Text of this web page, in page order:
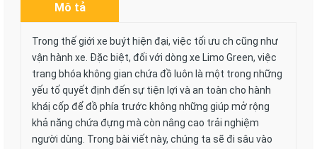
Mô tả
Trong thế giới xe buýt hiện đại, việc tối ưu ch cũng như
vận hành xe. Đặc biệt, đối với dòng xe Limo Green, việc
trang bhóa không gian chứa đồ luôn là một trong những
yếu tố quyết định đến sự tiện lợi và an toàn cho hành
kháị cốp để đồ phía trước không những giúp mở rộng
khả năng chứa đựng mà còn nâng cao trải nghiệm
người dùng. Trong bài viết này, chúng ta sẽ đi sâu vào